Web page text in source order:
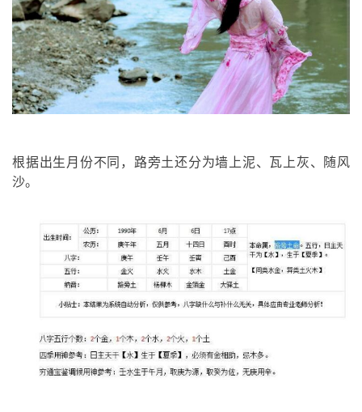
根据出生月份不同，路旁土还分为墙上泥、瓦上灰、随风
沙。